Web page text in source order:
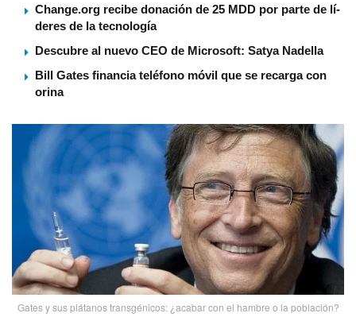
Change.org recibe donación de 25 MDD por parte de lí­
deres de la tecnologí­a
Descubre al nuevo CEO de Microsoft: Satya Nadella
Bill Gates financia teléfono móvil que se recarga con
orina
Gates y sus plátanos transgénicos: ¿acabar con el hambre o la población?